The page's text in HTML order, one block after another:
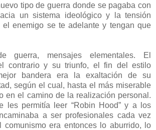
tipo de guerra donde se pagaba con
un sistema ideológico y la tensión
el enemigo se te adelante y tengan que
guerra, mensajes elementales. El
contrario y su triunfo, el fin del estilo
bandera era la exaltación de su
según el cual, hasta el más miserable
en el camino de la realización personal.
les permitía leer “Robin Hood” y a los
a ser profesionales cada vez
comunismo era entonces lo aburrido, lo